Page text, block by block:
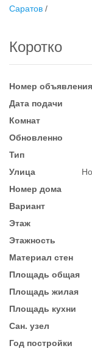
Саратов /
Коротко
Номер объявления
Дата подачи
Комнат
Обновленно
Тип
Улица
Номер дома
Вариант
Этаж
Этажность
Материал стен
Площадь общая
Площадь жилая
Площадь кухни
Сан. узел
Год постройки